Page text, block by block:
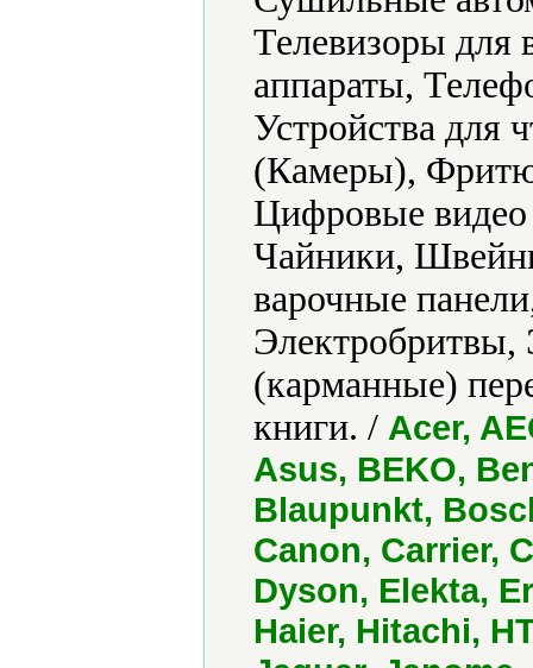
Телевизоры для
аппараты,
Устройства для
(Камеры),
Цифровые
Чайники,
варочные
Электробритвы,
(карманные)
книги. / Acer,
Asus, BEKO,
Blaupunkt,
Canon, Carrier,
Dyson, Elekta,
Haier, Hitachi,